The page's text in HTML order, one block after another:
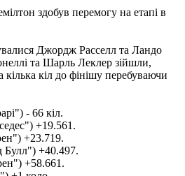
здобув перемогу на етапі в
Джордж Расселл та Ландо
та Шарль Леклер зійшли,
кіл до фінішу перебуваючи
- 66 кіл.
+19.561.
+23.719.
+40.497.
+58.661.